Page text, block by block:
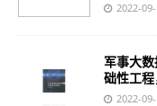
2022-
军事大
础性工
2022-